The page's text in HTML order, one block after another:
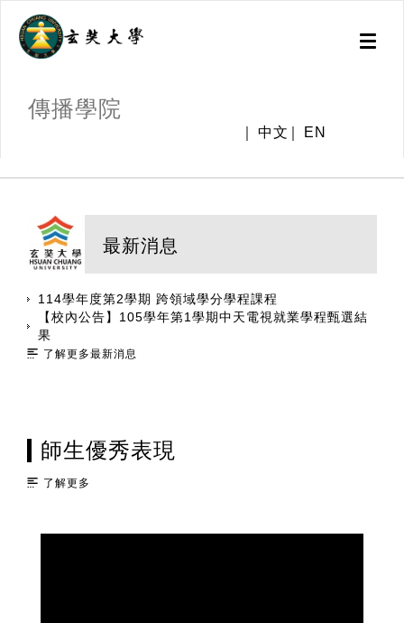
Toggle
傳播學院
中文 EN
最新消息
114學年度第2學期 跨領域學分學程課程
【校內公告】105學年第1學期中天電視就業學程甄選結
果
了解更多最新消息
師生優秀表現
了解更多